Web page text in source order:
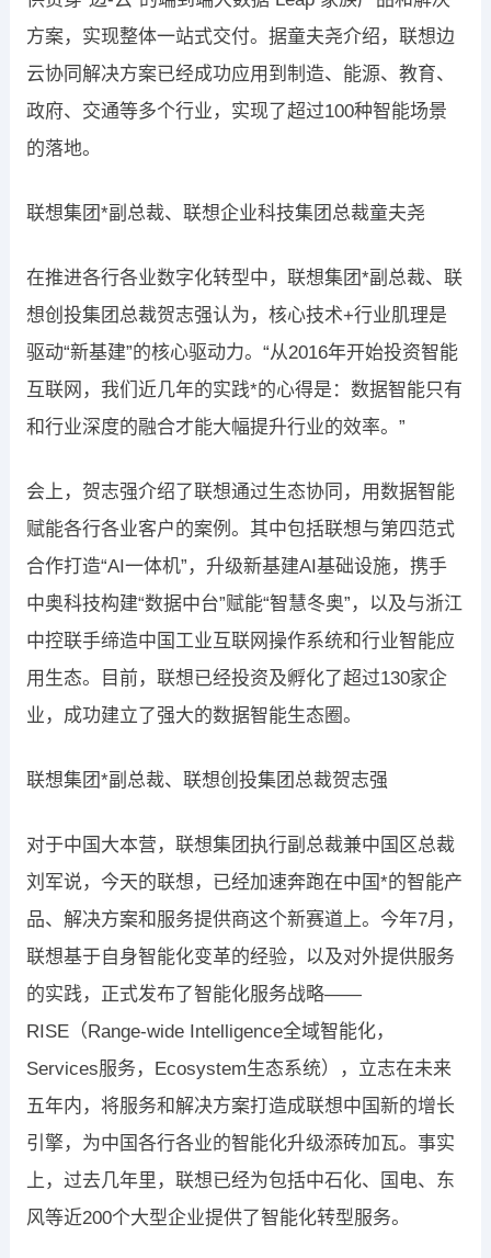
方案，实现整体一站式交付。据童夫尧介绍，联想边
云协同解决方案已经成功应用到制造、能源、教育、
政府、交通等多个行业，实现了超过100种智能场景
的落地。
联想集团*副总裁、联想企业科技集团总裁童夫尧
在推进各行各业数字化转型中，联想集团*副总裁、联
想创投集团总裁贺志强认为，核心技术+行业肌理是
驱动“新基建”的核心驱动力。“从2016年开始投资智能
互联网，我们近几年的实践*的心得是：数据智能只有
和行业深度的融合才能大幅提升行业的效率。”
会上，贺志强介绍了联想通过生态协同，用数据智能
赋能各行各业客户的案例。其中包括联想与第四范式
合作打造“AI一体机”，升级新基建AI基础设施，携手
中奥科技构建“数据中台”赋能“智慧冬奥”，以及与浙江
中控联手缔造中国工业互联网操作系统和行业智能应
用生态。目前，联想已经投资及孵化了超过130家企
业，成功建立了强大的数据智能生态圈。
联想集团*副总裁、联想创投集团总裁贺志强
对于中国大本营，联想集团执行副总裁兼中国区总裁
刘军说，今天的联想，已经加速奔跑在中国*的智能产
品、解决方案和服务提供商这个新赛道上。今年7月，
联想基于自身智能化变革的经验，以及对外提供服务
的实践，正式发布了智能化服务战略——
RISE（Range-wide Intelligence全域智能化，
Services服务，Ecosystem生态系统），立志在未来
五年内，将服务和解决方案打造成联想中国新的增长
引擎，为中国各行各业的智能化升级添砖加瓦。事实
上，过去几年里，联想已经为包括中石化、国电、东
风等近200个大型企业提供了智能化转型服务。